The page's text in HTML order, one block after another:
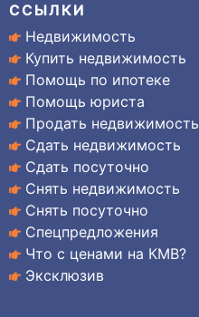
ССЫЛКИ
Недвижимость
Купить недвижимость
Помощь по ипотеке
Помощь юриста
Продать недвижимость
Сдать недвижимость
Сдать посуточно
Снять недвижимость
Снять посуточно
Спецпредложения
Что с ценами на КМВ?
Эксклюзив